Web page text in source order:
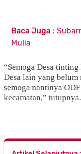
Baca Juga :
Mulia
“Semoga Desa
Desa lain yang belum
semoga nantinya
kecamatan,”